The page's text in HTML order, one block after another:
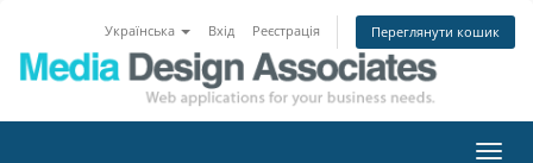
Українська Вхід Реєстрація Переглянути кошик